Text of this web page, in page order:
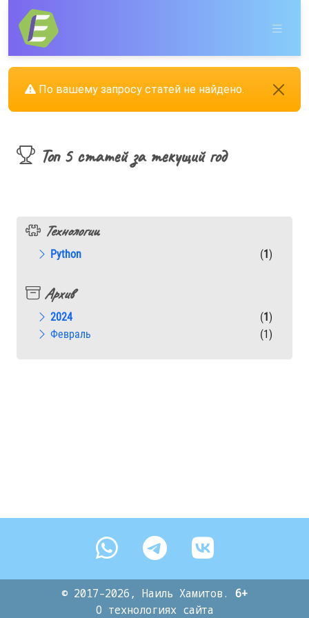
По вашему запросу статей не найдено.
Топ 5 статей за текущий год
Технологии
Python (1)
Архив
2024 (1)
Февраль
(1)
© 2017–2026, Наиль Хамитов. 6+
О технологиях сайта